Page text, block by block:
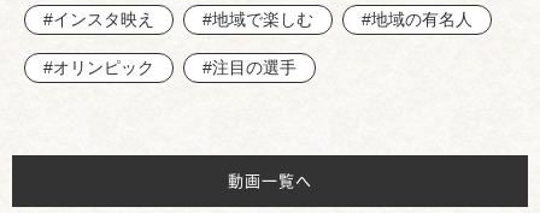
#インスタ映え #地域で楽しむ #地域の有名人
#オリンピック #注目の選手
動画一覧へ